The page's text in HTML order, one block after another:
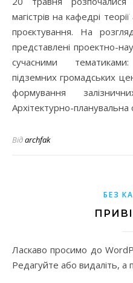
магістрів на кафедрі
проєктування. На
представлені проектно-
сучасними
підземних громадських
формування
Архітектурно-планувальна
Відarchfak
БЕЗ
Ласкаво просимо до WordPress. Це ваш перший запис.
Редагуйте або видаліть, а